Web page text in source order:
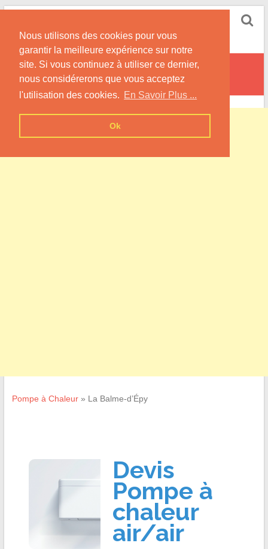
Nous utilisons des cookies pour vous
garantir la meilleure expérience sur notre
site. Si vous continuez à utiliser ce dernier,
nous considérerons que vous acceptez
l'utilisation des cookies. En Savoir Plus ...
Ok
Skip
content
Informations sur les Pompes à Chaleur
La Balme-d’Épy
Pompe à Chaleur» La Balme-d’Épy